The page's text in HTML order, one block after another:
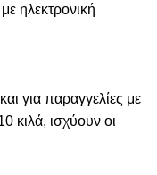
ηλεκτρονική
για παραγγελίες με
κιλά, ισχύουν οι